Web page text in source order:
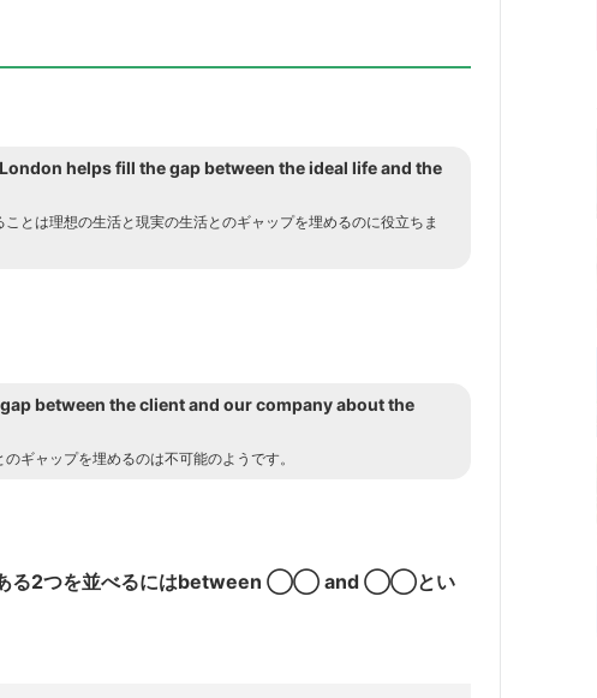
helps fill the gap between the ideal life and the
とは理想の生活と現実の生活とのギャップを埋めるのに役立ちま
between the client and our company about the
ギャップを埋めるのは不可能のようです。
ある2つを並べるにはbetween ◯◯ and ◯◯とい